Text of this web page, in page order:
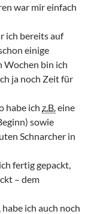
war mir einfach
ich bereits auf
einige
Wochen bin ich
ja noch Zeit für
habe ich z.B. eine
sowie
Schnarcher in
fertig gepackt,
– dem
ich auch noch